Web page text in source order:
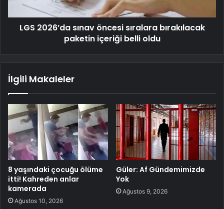
LGS 2026’da sınav öncesi sıralara bırakılacak
paketin içeriği belli oldu
İlgili Makaleler
8 yaşındaki çocuğu ölüme
itti! Kahreden anlar
kamerada
Ağustos 10, 2026
Güler: Af Gündemimizde
Yok
Ağustos 9, 2026